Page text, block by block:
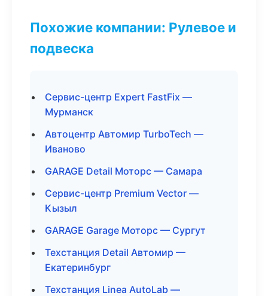
Похожие компании: Рулевое и
подвеска
Сервис-центр Expert FastFix —
Мурманск
Автоцентр Автомир TurboTech —
Иваново
GARAGE Detail Моторс — Самара
Сервис-центр Premium Vector —
Кызыл
GARAGE Garage Моторс — Сургут
Техстанция Detail Автомир —
Екатеринбург
Техстанция Linea AutoLab —